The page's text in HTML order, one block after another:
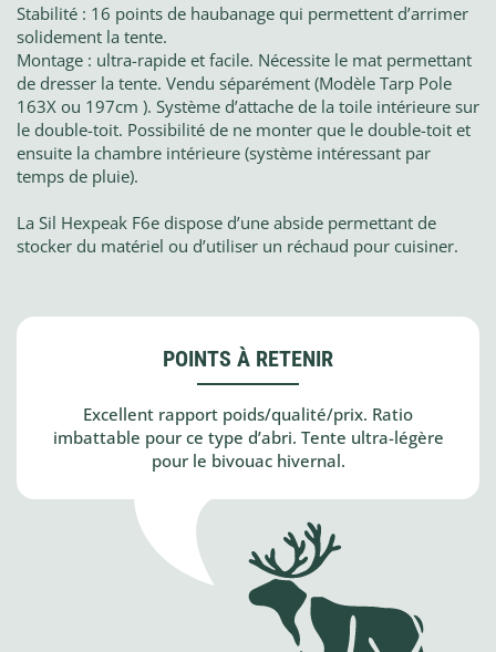
Stabilité : 16 points de haubanage qui permettent d’arrimer
solidement la tente.
Montage : ultra-rapide et facile. Nécessite le mat permettant
de dresser la tente. Vendu séparément (Modèle Tarp Pole
163X ou 197cm ). Système d’attache de la toile intérieure sur
le double-toit. Possibilité de ne monter que le double-toit et
ensuite la chambre intérieure (système intéressant par
temps de pluie).
La Sil Hexpeak F6e dispose d’une abside permettant de
stocker du matériel ou d’utiliser un réchaud pour cuisiner.
POINTS À RETENIR
Excellent rapport poids/qualité/prix. Ratio
imbattable pour ce type d’abri. Tente ultra-légère
pour le bivouac hivernal.